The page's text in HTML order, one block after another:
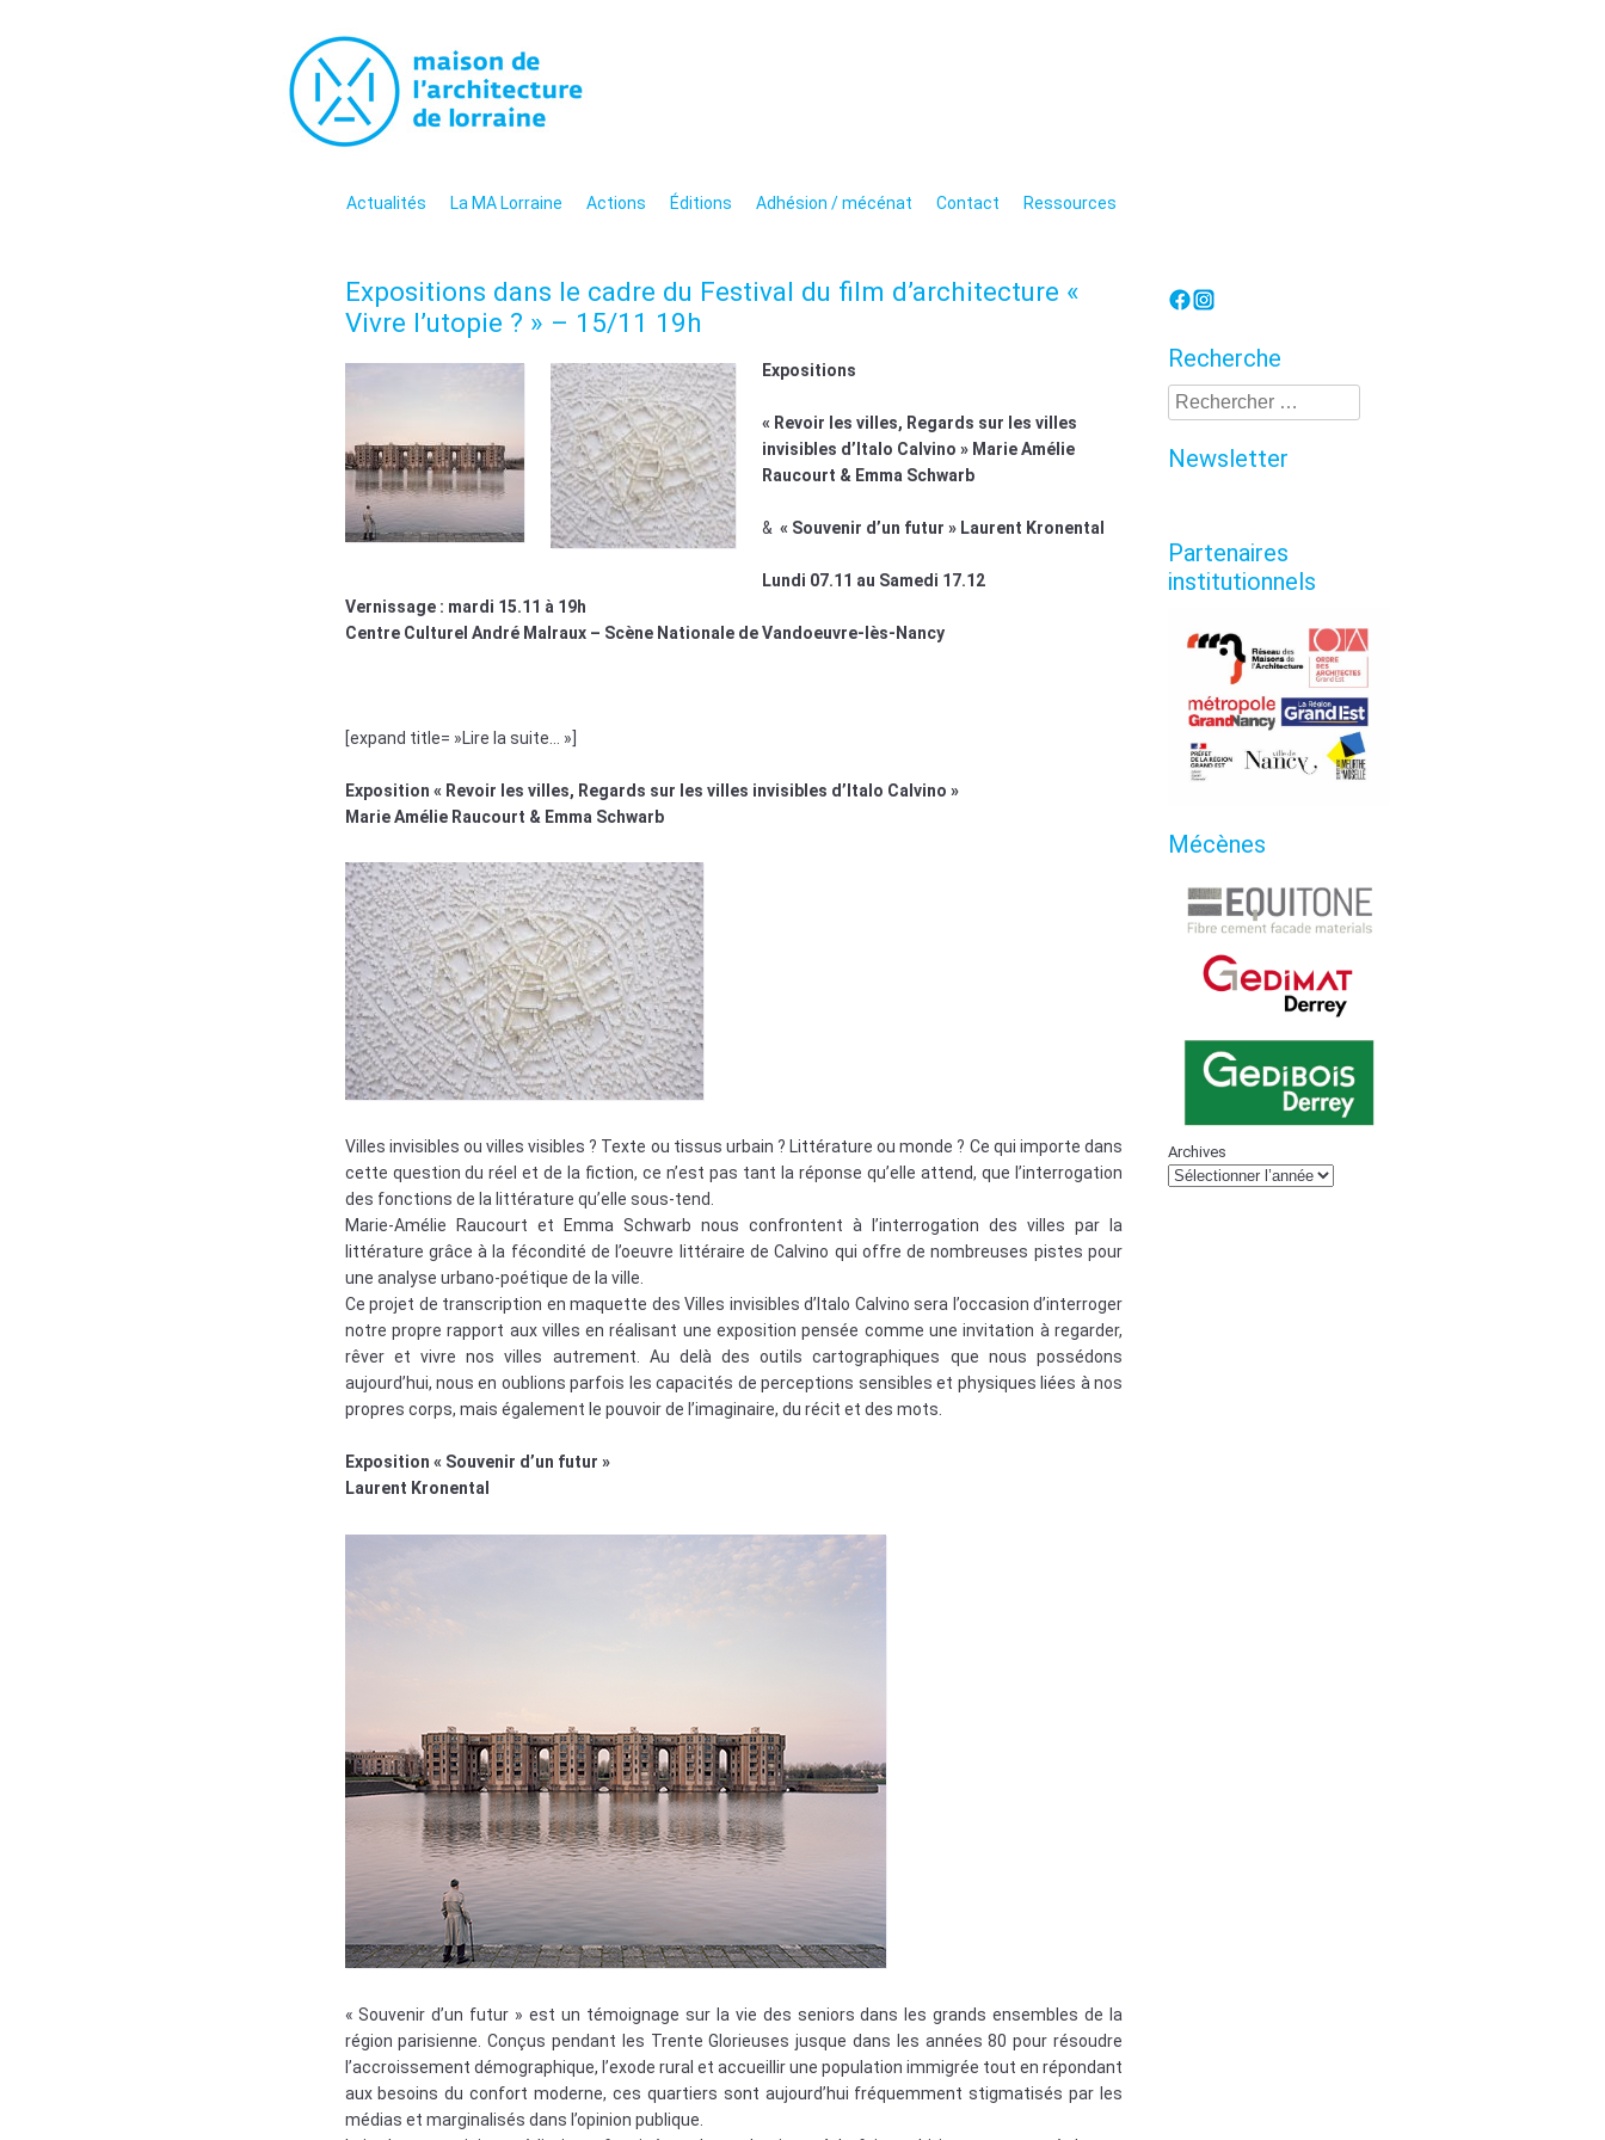
La maison de l'architecture de Lorraine
La promotion de la culture architecturale moderne et
contemporaine en Lorraine
Menu
Aller au contenu
Actualités La MA Lorraine Actions Éditions Adhésion / mécénat Contact Ressources
Expositions dans le cadre du Festival du film d’architecture «
Vivre l’utopie ? » – 15/11 19h
Expositions
« Revoir les villes, Regards sur les villes
invisibles d’Italo Calvino » Marie Amélie
Raucourt & Emma Schwarb
& « Souvenir d’un futur » Laurent Kronental
Lundi 07.11 au Samedi 17.12
Vernissage : mardi 15.11 à 19h
Centre Culturel André Malraux – Scène Nationale de Vandoeuvre-lès-Nancy
[expand title= »Lire la suite… »]
Exposition « Revoir les villes, Regards sur les villes invisibles d’Italo Calvino »
Marie Amélie Raucourt & Emma Schwarb
Villes invisibles ou villes visibles ? Texte ou tissus urbain ? Littérature ou monde ? Ce qui importe dans
cette question du réel et de la fiction, ce n’est pas tant la réponse qu’elle attend, que l’interrogation
des fonctions de la littérature qu’elle sous-tend.
Marie-Amélie Raucourt et Emma Schwarb nous confrontent à l’interrogation des villes par la
littérature grâce à la fécondité de l’oeuvre littéraire de Calvino qui offre de nombreuses pistes pour
une analyse urbano-poétique de la ville.
Ce projet de transcription en maquette des Villes invisibles d’Italo Calvino sera l’occasion d’interroger
notre propre rapport aux villes en réalisant une exposition pensée comme une invitation à regarder,
rêver et vivre nos villes autrement. Au delà des outils cartographiques que nous possédons
aujourd’hui, nous en oublions parfois les capacités de perceptions sensibles et physiques liées à nos
propres corps, mais également le pouvoir de l’imaginaire, du récit et des mots.
Exposition « Souvenir d’un futur »
Laurent Kronental
« Souvenir d’un futur » est un témoignage sur la vie des seniors dans les grands ensembles de la
région parisienne. Conçus pendant les Trente Glorieuses jusque dans les années 80 pour résoudre
l’accroissement démographique, l’exode rural et accueillir une population immigrée tout en répondant
aux besoins du confort moderne, ces quartiers sont aujourd’hui fréquemment stigmatisés par les
médias et marginalisés dans l’opinion publique.
Recherche
Recherche
Newsletter
Partenaires
institutionnels
Mécènes
Archives